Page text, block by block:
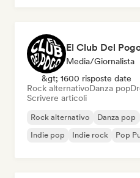
El Club Del
Media/Giornalista
&gt; 1600 risposte date
Rock alternativoDanza pop
Scrivere articoli
Rock alternativo Danza pop
Indie pop
Indie rock Pop